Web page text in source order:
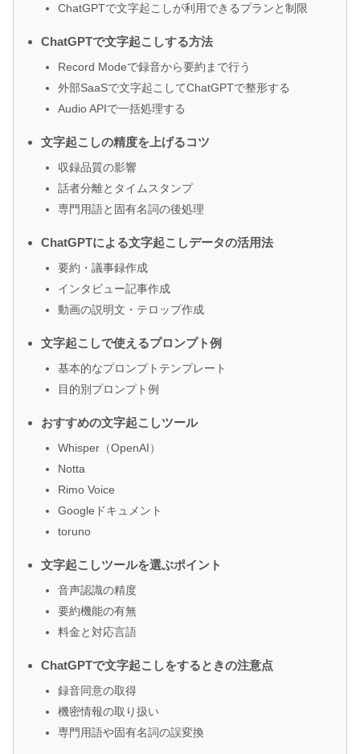
ChatGPTで文字起こしが利用できるプランと制限
ChatGPTで文字起こしする方法
Record Modeで録音から要約まで行う
外部SaaSで文字起こしてChatGPTで整形する
Audio APIで一括処理する
文字起こしの精度を上げるコツ
収録品質の影響
話者分離とタイムスタンプ
専門用語と固有名詞の後処理
ChatGPTによる文字起こしデータの活用法
要約・議事録作成
インタビュー記事作成
動画の説明文・テロップ作成
文字起こしで使えるプロンプト例
基本的なプロンプトテンプレート
目的別プロンプト例
おすすめの文字起こしツール
Whisper（OpenAI）
Notta
Rimo Voice
Googleドキュメント
toruno
文字起こしツールを選ぶポイント
音声認識の精度
要約機能の有無
料金と対応言語
ChatGPTで文字起こしをするときの注意点
録音同意の取得
機密情報の取り扱い
専門用語や固有名詞の誤変換